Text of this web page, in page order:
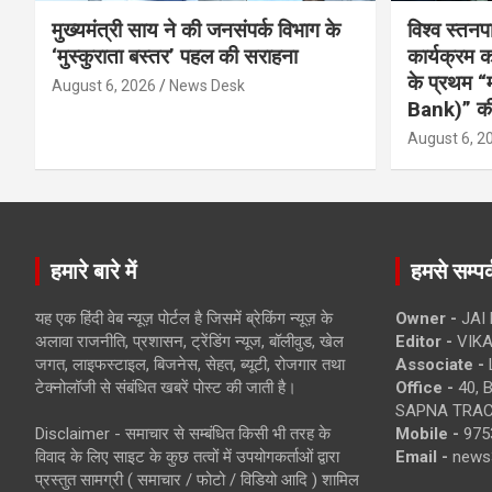
मुख्यमंत्री साय ने की जनसंपर्क विभाग के
‘मुस्कुराता बस्तर’ पहल की सराहना
August 6, 2026 News Desk
विश्व
कार्यक्रम
के प्रथम
Bank)”
August 6,
हमारे बारे में
यह एक हिंदी वेब न्यूज़ पोर्टल है जिसमें ब्रेकिंग न्यूज़ के
अलावा राजनीति, प्रशासन, ट्रेंडिंग न्यूज, बॉलीवुड, खेल
जगत, लाइफस्टाइल, बिजनेस, सेहत, ब्यूटी, रोजगार तथा
टेक्नोलॉजी से संबंधित खबरें पोस्ट की जाती है।
Disclaimer - समाचार से सम्बंधित किसी भी तरह के
विवाद के लिए साइट के कुछ तत्वों में उपयोगकर्ताओं द्वारा
प्रस्तुत सामग्री ( समाचार / फोटो / विडियो आदि ) शामिल
हमसे
Owner - JAI
Editor -
Associate -
Office - 40,
SAPNA
Mobile -
Email -